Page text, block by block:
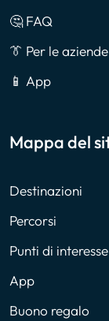
🤔 FAQ
👔 Per le aziende
📱 App
Mappa del
Destinazioni
Percorsi
Punti di interesse
App
Buono regalo